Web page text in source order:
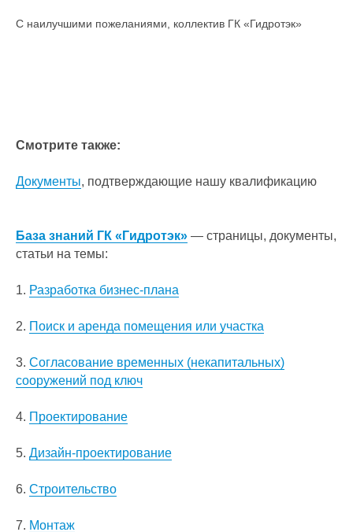
С наилучшими пожеланиями, коллектив ГК «Гидротэк»
Смотрите также:
Документы, подтверждающие нашу квалификацию
База знаний ГК «Гидротэк» — страницы, документы,
статьи на темы:
1. Разработка бизнес-плана
2. Поиск и аренда помещения или участка
3. Согласование временных (некапитальных)
сооружений под ключ
4. Проектирование
5. Дизайн-проектирование
6. Строительство
7. Монтаж